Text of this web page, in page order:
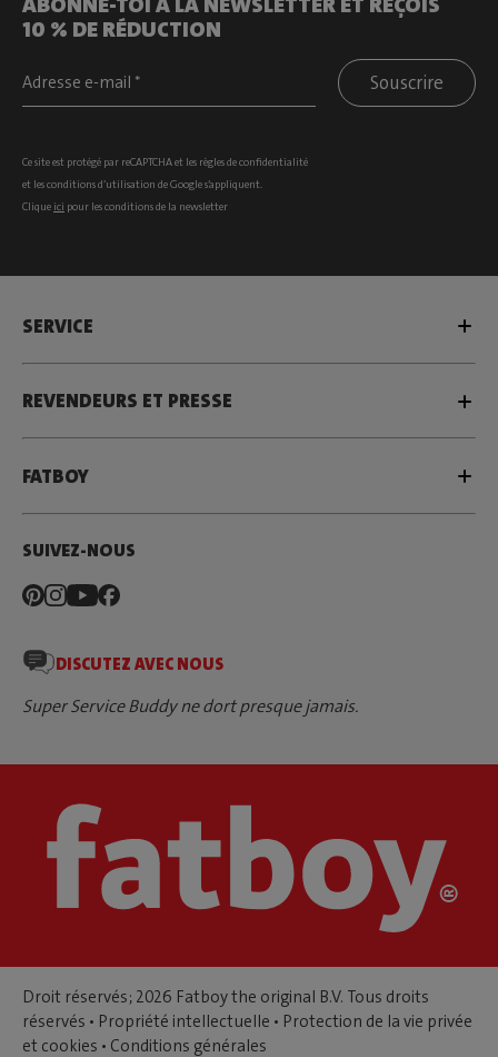
10 % DE RÉDUCTION
Souscrire
Ce site est protégé par reCAPTCHA et les règles de confidentialité
et lesconditions d’utilisation de Google s’appliquent.
Clique ici pour les conditions de la newsletter
SERVICE
REVENDEURS ET PRESSE
FATBOY
SUIVEZ-NOUS
DISCUTEZ AVEC NOUS
Super Service Buddy ne dort presque jamais.
Droit réservés; 2026 Fatboy the original B.V. Tous droits
réservés • Propriété intellectuelle • Protection de la vie privée
et cookies • Conditions générales